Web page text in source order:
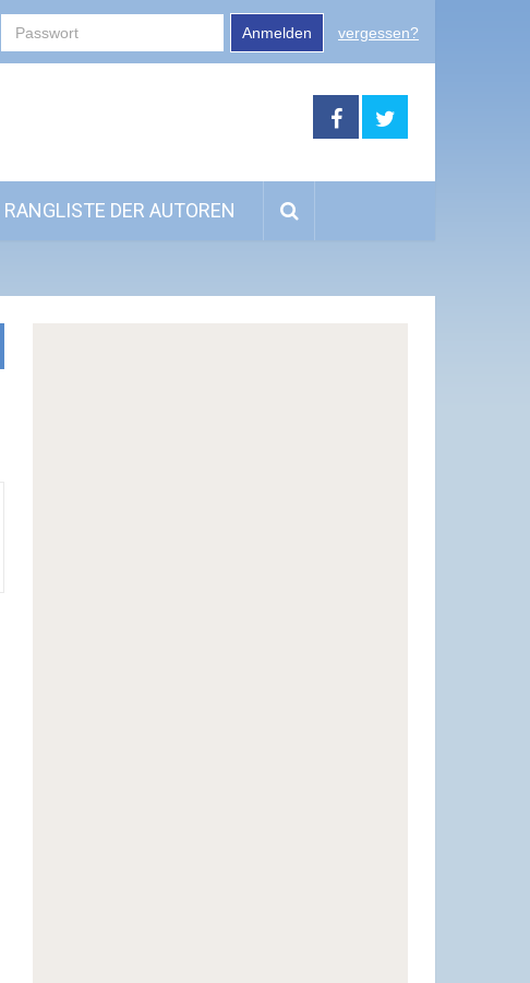
Anmelden vergessen?
RANGLISTE DER AUTOREN